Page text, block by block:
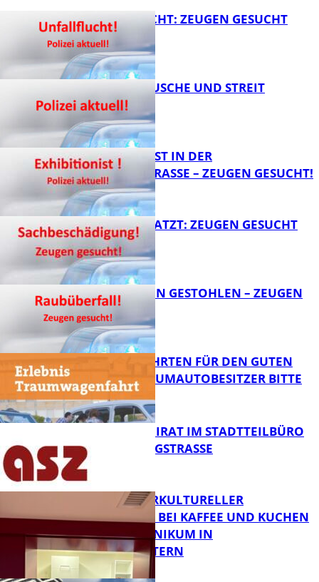
UNFALLFLUCHT: ZEUGEN GESUCHT
KNALLGERÄUSCHE UND STREIT
EXHIBITIONIST IN DER
VELMANNSTRASSE – ZEUGEN GESUCHT!
AUTO ZERKRATZT: ZEUGEN GESUCHT
FB News
TEURE KETTEN GESTOHLEN – ZEUGEN
GESUCHT!
FB News
SPENDENFAHRTEN FÜR DEN GUTEN
ZWECK – TRAUMAUTOBESITZER BITTE
MELDEN!
FB News
SENIORENBEIRAT IM STADTTEILBÜRO
IN DER KÖNIGSTRASSE
NEUER INTERKULTURELLER
TREFFPUNKT BEI KAFFEE UND KUCHEN
IM PFALZKLINIKUM IN
KAISERSLAUTERN